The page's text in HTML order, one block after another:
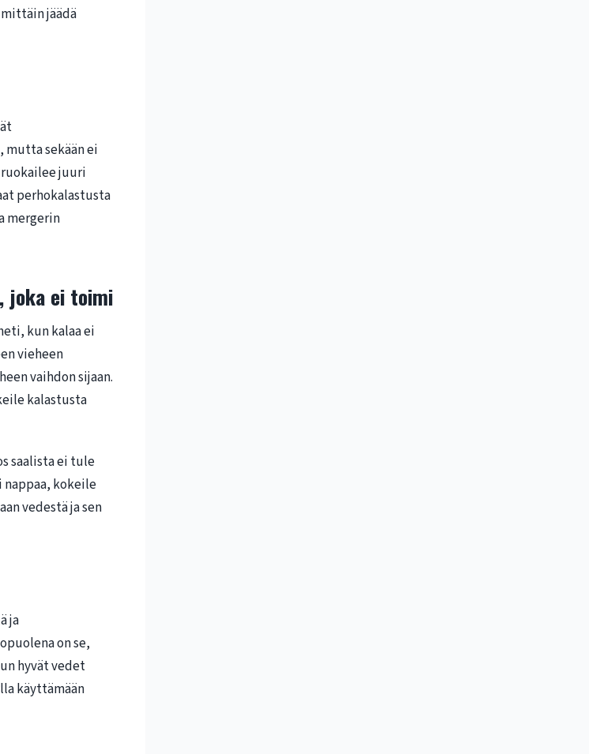
jäädä
sekään ei
juuri
perhokalastusta
mergerin
joka ei toimi
kun kalaa ei
vieheen
vaihdon sijaan.
kalastusta
saalista ei tule
kokeile
vedestä ja sen
ja
on se,
hyvät vedet
käyttämään